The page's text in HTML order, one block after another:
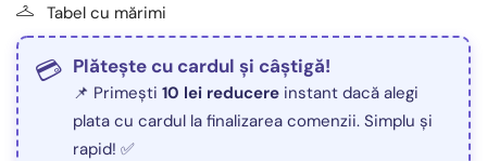
Tabel cu mărimi
Plătește cu cardul și câștigă!
📌 Primești 10 lei reducere instant dacă alegi
plata cu cardul la finalizarea comenzii. Simplu și
rapid! ✅